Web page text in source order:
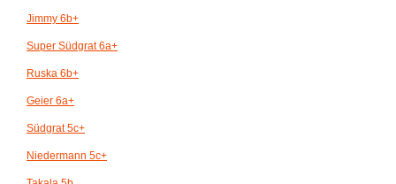
Jimmy 6b+
Super Südgrat 6a+
Ruska 6b+
Geier 6a+
Südgrat 5c+
Niedermann 5c+